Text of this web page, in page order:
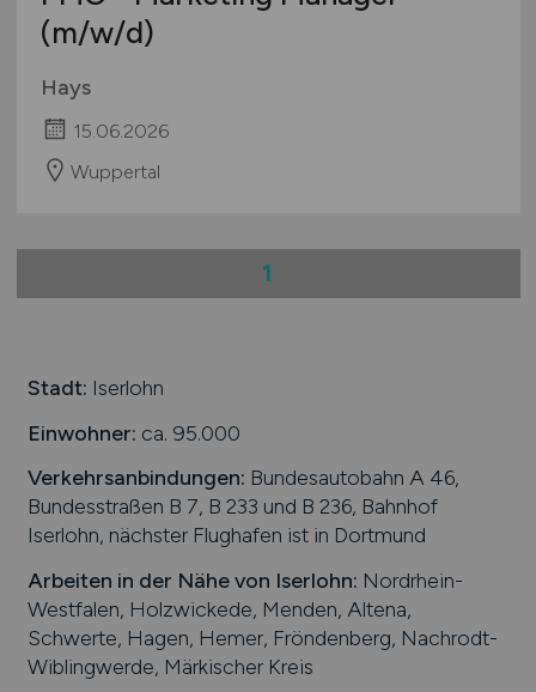
(m/w/d)
Hays
15.06.2026
Wuppertal
1
Stadt: Iserlohn
Einwohner: ca. 95.000
Verkehrsanbindungen: Bundesautobahn A 46,
Bundesstraßen B 7, B 233 und B 236, Bahnhof
Iserlohn, nächster Flughafen ist in Dortmund
Arbeiten in der Nähe von Iserlohn: Nordrhein-
Westfalen, Holzwickede, Menden, Altena,
Schwerte, Hagen, Hemer, Fröndenberg, Nachrodt-
Wiblingwerde, Märkischer Kreis